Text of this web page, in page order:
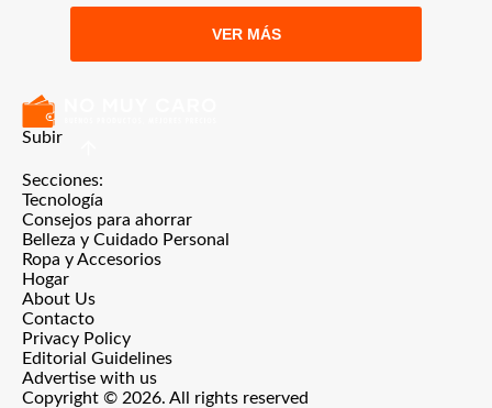
VER MÁS
Subir
Secciones:
Tecnología
Consejos para ahorrar
Belleza y Cuidado Personal
Ropa y Accesorios
Hogar
About Us
Contacto
Privacy Policy
Editorial Guidelines
Advertise with us
Copyright © 2026. All rights reserved